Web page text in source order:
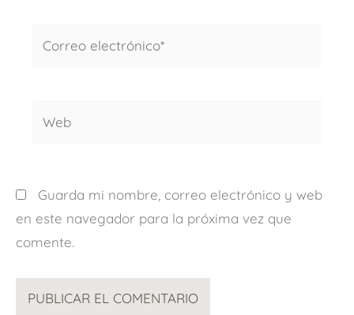
Guarda mi nombre, correo electrónico y web
en este navegador para la próxima vez que
comente.